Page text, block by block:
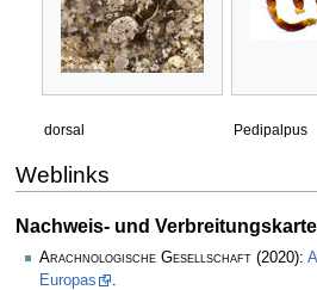
dorsal Pedipalpus
Weblinks
Nachweis- und
Arachnologische Gesellschaft (2020):
Europas
.